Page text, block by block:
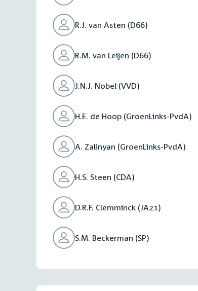
R.J. van Asten (D66)
R.M. van Leijen (D66)
J.N.J. Nobel (VVD)
H.E. de Hoop (GroenLinks-PvdA)
A. Zalinyan (GroenLinks-PvdA)
H.S. Steen (CDA)
D.R.F. Clemminck (JA21)
S.M. Beckerman (SP)